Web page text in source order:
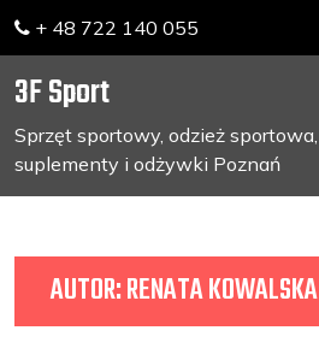
+ 48 722 140 055
3F Sport
Sprzęt sportowy, odzież sportowa,
suplementy i odżywki Poznań
AUTOR:RENATA KOWALSKA